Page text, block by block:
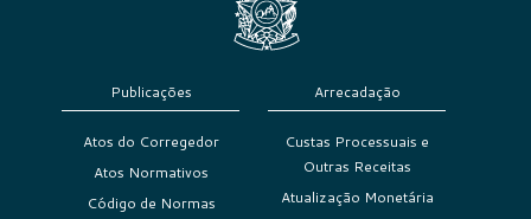
Publicações
Atos do Corregedor
Atos Normativos
Código de Normas
Arrecadação
Custas Processuais e
Outras Receitas
Atualização Monetária